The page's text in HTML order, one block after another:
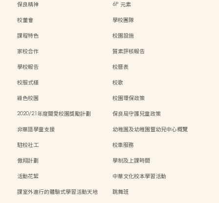
保良精神
6P 元素
校董會
學校團隊
課程特色
校園設施
家校合作
質素評核報告
學校報告
校曆表
校服式樣
校歌
綠色校園
校園環保政策
2020/21年度關愛校園獎勵計劃
保良局守護兒童政策
非華語學童支援
幼稚園及幼稚園暨幼兒中心概覽
駐校社工
校車服務
傲翔計劃
學制及上課時間
活動花絮
中華文化校本學習活動
課室外進行的體驗式學習活動天地
跳舞班